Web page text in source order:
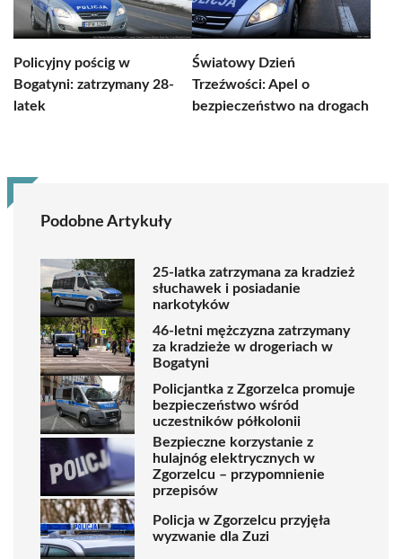
Policyjny pościg w
Bogatyni: zatrzymany 28-
latek
Światowy Dzień
Trzeźwości: Apel o
bezpieczeństwo na drogach
Podobne Artykuły
25-latka zatrzymana za kradzież
słuchawek i posiadanie
narkotyków
46-letni mężczyzna zatrzymany
za kradzieże w drogeriach w
Bogatyni
Policjantka z Zgorzelca promuje
bezpieczeństwo wśród
uczestników półkolonii
Bezpieczne korzystanie z
hulajnóg elektrycznych w
Zgorzelcu – przypomnienie
przepisów
Policja w Zgorzelcu przyjęła
wyzwanie dla Zuzi